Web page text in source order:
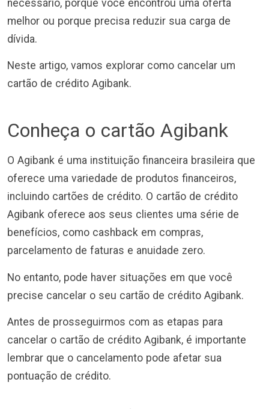
necessário, porque você encontrou uma oferta
melhor ou porque precisa reduzir sua carga de
dívida.
Neste artigo, vamos explorar como cancelar um
cartão de crédito Agibank.
Conheça o cartão Agibank
O Agibank é uma instituição financeira brasileira que
oferece uma variedade de produtos financeiros,
incluindo cartões de crédito. O cartão de crédito
Agibank oferece aos seus clientes uma série de
benefícios, como cashback em compras,
parcelamento de faturas e anuidade zero.
No entanto, pode haver situações em que você
precise cancelar o seu cartão de crédito Agibank.
Antes de prosseguirmos com as etapas para
cancelar o cartão de crédito Agibank, é importante
lembrar que o cancelamento pode afetar sua
pontuação de crédito.